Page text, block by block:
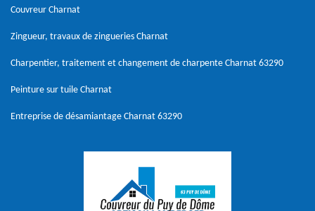
Couvreur Charnat
Zingueur, travaux de zingueries Charnat
Charpentier, traitement et changement de charpente Charnat 63290
Peinture sur tuile Charnat
Entreprise de désamiantage Charnat 63290